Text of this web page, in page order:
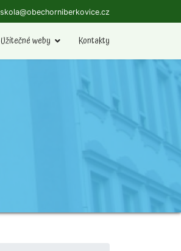
skola@obechorniberkovice.cz
Užitečné weby Kontakty